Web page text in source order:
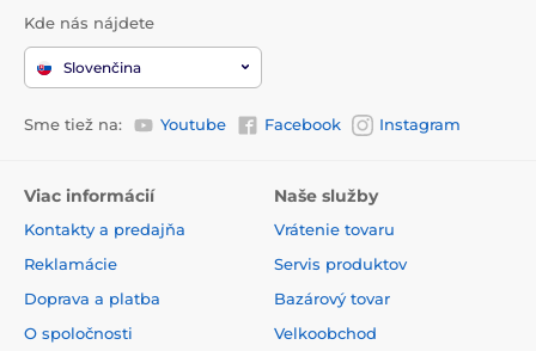
Kde nás nájdete
Slovenčina
Sme tiež na: Youtube Facebook Instagram
Viac informácií
Kontakty a predajňa
Reklamácie
Doprava a platba
O spoločnosti
Naše služby
Vrátenie tovaru
Servis produktov
Bazárový tovar
Velkoobchod